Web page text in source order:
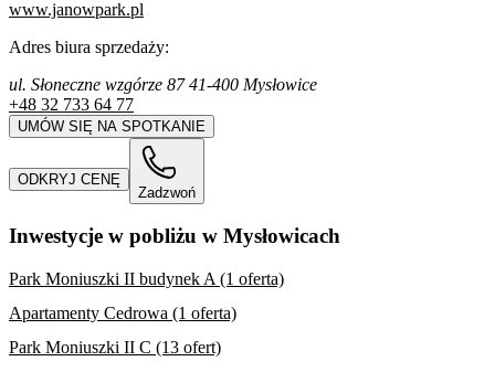
www.janowpark.pl
Adres biura sprzedaży:
ul. Słoneczne wzgórze 87 41-400 Mysłowice
+48 32 733 64 77
UMÓW SIĘ NA SPOTKANIE
ODKRYJ CENĘ
Zadzwoń
Inwestycje w pobliżu w Mysłowicach
Park Moniuszki II budynek A (1 oferta)
Apartamenty Cedrowa (1 oferta)
Park Moniuszki II C (13 ofert)